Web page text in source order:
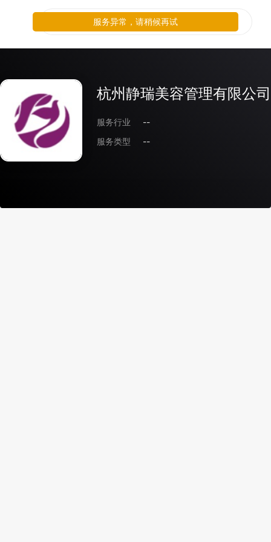
杭州静瑞美容管理有限公司
服务行业
--
服务类型
--
服务异常，请稍候再试